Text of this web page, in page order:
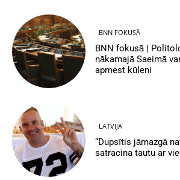
BNN FOKUSĀ
BNN fokusā |
nākamajā Saeimā
apmest kūleni
LATVIJA
“Dupsītis jāmazgā
satracina tautu ar